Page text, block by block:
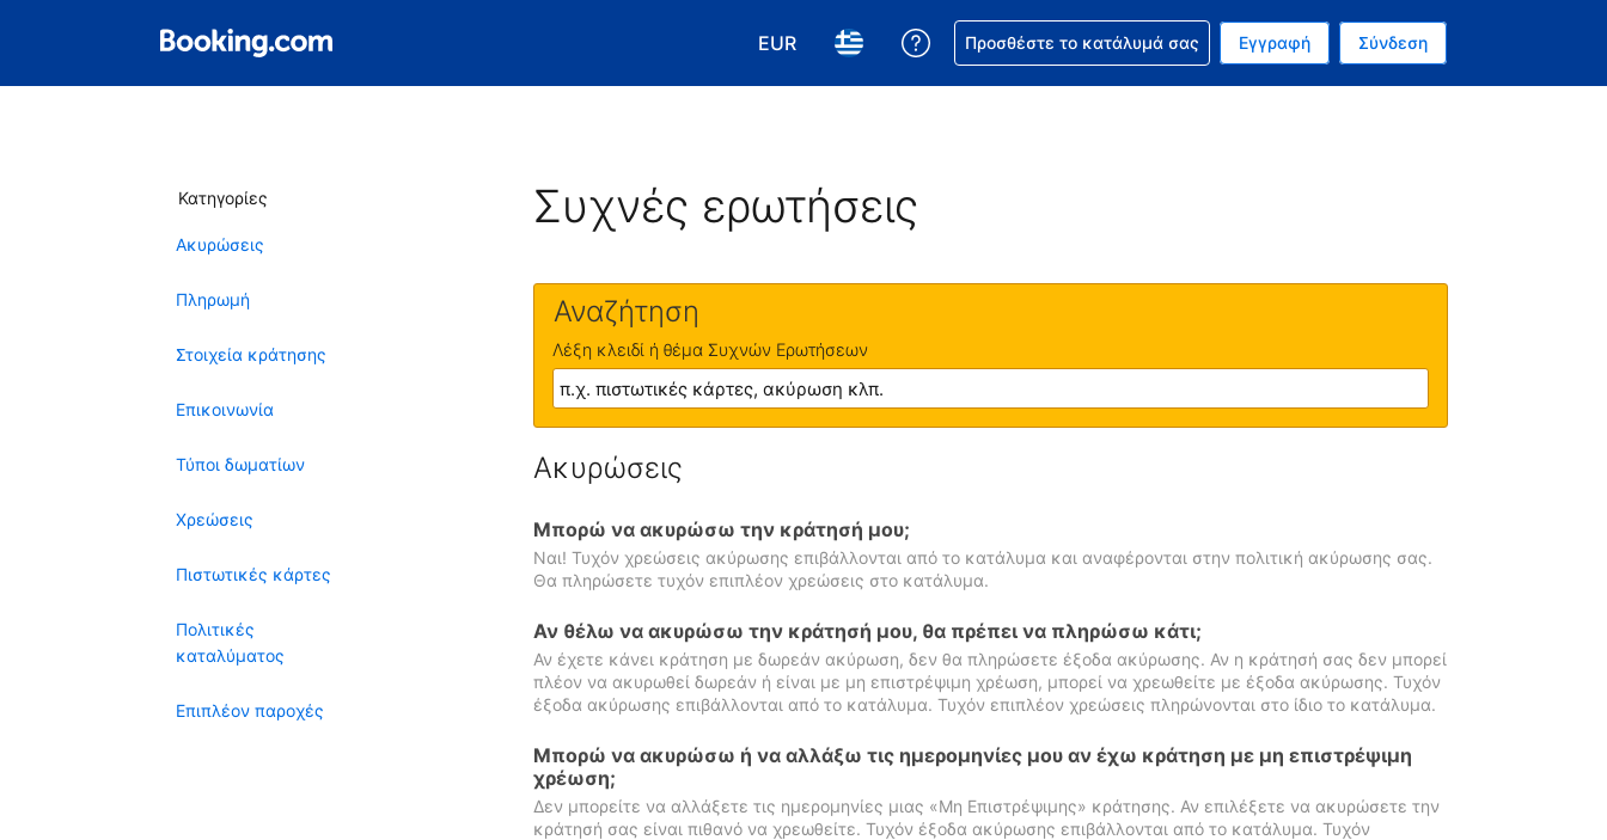
EUR
Επιλέξτε το νόμισμά σας. Το τωρινό σας νόμισμα είναι Ευρώ
Επιλέξτε τη γλώσσα σας. Η τωρινή σας γλώσσα είναι τα Ελληνικά
Βοήθεια για την κράτησή σας
Προσθέστε το κατάλυμά σας Εγγραφή Σύνδεση
Κατηγορίες
Ακυρώσεις
Πληρωμή
Στοιχεία κράτησης
Επικοινωνία
Τύποι δωματίων
Χρεώσεις
Πιστωτικές κάρτες
Πολιτικές
καταλύματος
Επιπλέον παροχές
Συχνές ερωτήσεις
Αναζήτηση
Λέξη κλειδί ή θέμα Συχνών Ερωτήσεων
Ακυρώσεις
Μπορώ να ακυρώσω την κράτησή μου;
Ναι! Τυχόν χρεώσεις ακύρωσης επιβάλλονται από το κατάλυμα και αναφέρονται στην πολιτική ακύρωσης σας.
Θα πληρώσετε τυχόν επιπλέον χρεώσεις στο κατάλυμα.
Αν θέλω να ακυρώσω την κράτησή μου, θα πρέπει να πληρώσω κάτι;
Αν έχετε κάνει κράτηση με δωρεάν ακύρωση, δεν θα πληρώσετε έξοδα ακύρωσης. Αν η κράτησή σας δεν μπορεί
πλέον να ακυρωθεί δωρεάν ή είναι με μη επιστρέψιμη χρέωση, μπορεί να χρεωθείτε με έξοδα ακύρωσης. Τυχόν
έξοδα ακύρωσης επιβάλλονται από το κατάλυμα. Τυχόν επιπλέον χρεώσεις πληρώνονται στο ίδιο το κατάλυμα.
Μπορώ να ακυρώσω ή να αλλάξω τις ημερομηνίες μου αν έχω κράτηση με μη επιστρέψιμη
χρέωση;
Δεν μπορείτε να αλλάξετε τις ημερομηνίες μιας «Μη Επιστρέψιμης» κράτησης. Αν επιλέξετε να ακυρώσετε την
κράτησή σας είναι πιθανό να χρεωθείτε. Τυχόν έξοδα ακύρωσης επιβάλλονται από το κατάλυμα. Τυχόν